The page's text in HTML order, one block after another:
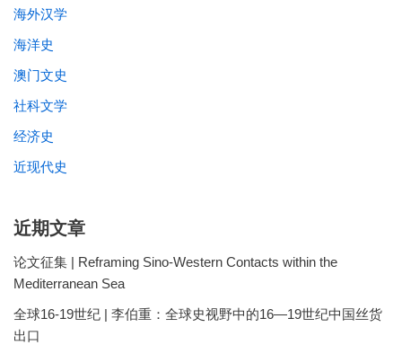
海外汉学
海洋史
澳门文史
社科文学
经济史
近现代史
近期文章
论文征集 | Reframing Sino-Western Contacts within the
Mediterranean Sea
全球16-19世纪 | 李伯重：全球史视野中的16—19世纪中国丝货
出口